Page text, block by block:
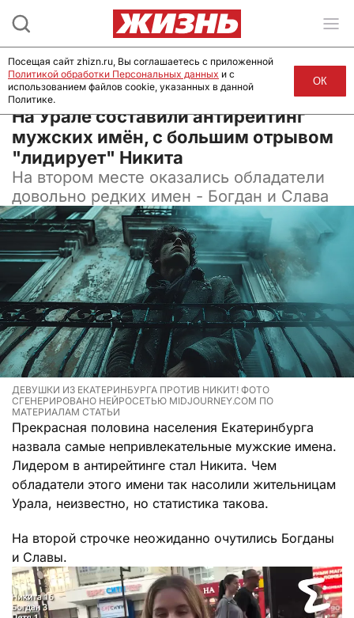
07 июля 2024, 16:30
На Урале составили антирейтинг
мужских имён, с большим отрывом
"лидирует" Никита
На втором месте оказались обладатели
довольно редких имен - Богдан и Слава
ДЕВУШКИ ИЗ ЕКАТЕРИНБУРГА ПРОТИВ НИКИТ! ФОТО
СГЕНЕРИРОВАНО НЕЙРОСЕТЬЮ MIDJOURNEY.COM ПО
МАТЕРИАЛАМ СТАТЬИ
Прекрасная половина населения Екатеринбурга
назвала самые непривлекательные мужские имена.
Лидером в антирейтинге стал Никита. Чем
обладатели этого имени так насолили жительницам
Урала, неизвестно, но статистика такова.
На второй строчке неожиданно очутились Богданы
и Славы.
Посещая сайт zhizn.ru, Вы соглашаетесь с приложенной
Политикой обработки Персональных данных и с
использованием файлов cookie, указанных в данной
Политике.
ОК